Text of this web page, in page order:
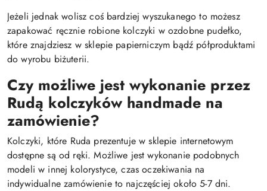
Jeżeli jednak wolisz coś bardziej wyszukanego to możesz
zapakować ręcznie robione kolczyki w ozdobne pudełko,
które znajdziesz w sklepie papierniczym bądź półproduktami
do wyrobu biżuterii.
Czy możliwe jest wykonanie przez
Rudą kolczyków handmade na
zamówienie?
Kolczyki, które Ruda prezentuje w sklepie internetowym
dostępne są od ręki. Możliwe jest wykonanie podobnych
modeli w innej kolorystyce, czas oczekiwania na
indywidualne zamówienie to najczęściej około 5-7 dni.